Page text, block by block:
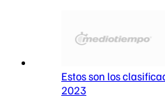
Estos son los
2023